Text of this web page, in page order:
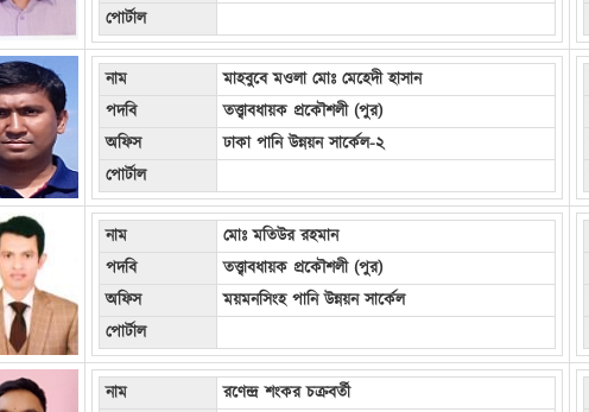
পোর্টাল
নাম
মাহবুবে মওলা মোঃ মেহেদী হাসান
পদবি
তত্ত্বাবধায়ক প্রকৌশলী (পুর)
অফিস
ঢাকা পানি উন্নয়ন সার্কেল-২
পোর্টাল
নাম
মোঃ মতিউর রহমান
পদবি
তত্ত্বাবধায়ক প্রকৌশলী (পুর)
অফিস
ময়মনসিংহ পানি উন্নয়ন সার্কেল
পোর্টাল
নাম
রণেন্দ্র শংকর চক্রবর্তী